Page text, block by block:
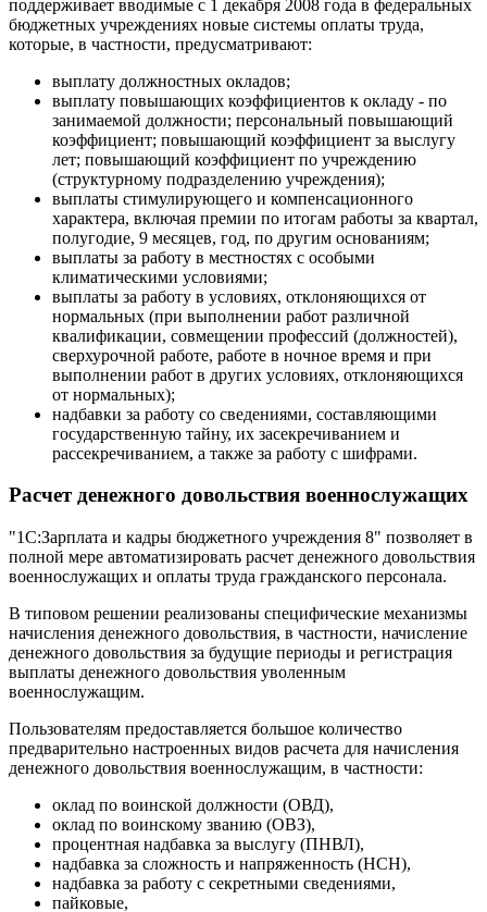
поддерживает вводимые с 1 декабря 2008 года в федеральных
бюджетных учреждениях новые системы оплаты труда,
которые, в частности, предусматривают:
выплату должностных окладов;
выплату повышающих коэффициентов к окладу - по
занимаемой должности; персональный повышающий
коэффициент; повышающий коэффициент за выслугу
лет; повышающий коэффициент по учреждению
(структурному подразделению учреждения);
выплаты стимулирующего и компенсационного
характера, включая премии по итогам работы за квартал,
полугодие, 9 месяцев, год, по другим основаниям;
выплаты за работу в местностях с особыми
климатическими условиями;
выплаты за работу в условиях, отклоняющихся от
нормальных (при выполнении работ различной
квалификации, совмещении профессий (должностей),
сверхурочной работе, работе в ночное время и при
выполнении работ в других условиях, отклоняющихся
от нормальных);
надбавки за работу со сведениями, составляющими
государственную тайну, их засекречиванием и
рассекречиванием, а также за работу с шифрами.
Расчет денежного довольствия военнослужащих
"1С:Зарплата и кадры бюджетного учреждения 8" позволяет в
полной мере автоматизировать расчет денежного довольствия
военнослужащих и оплаты труда гражданского персонала.
В типовом решении реализованы специфические механизмы
начисления денежного довольствия, в частности, начисление
денежного довольствия за будущие периоды и регистрация
выплаты денежного довольствия уволенным
военнослужащим.
Пользователям предоставляется большое количество
предварительно настроенных видов расчета для начисления
денежного довольствия военнослужащим, в частности:
оклад по воинской должности (ОВД),
оклад по воинскому званию (ОВЗ),
процентная надбавка за выслугу (ПНВЛ),
надбавка за сложность и напряженность (НСН),
надбавка за работу с секретными сведениями,
пайковые,